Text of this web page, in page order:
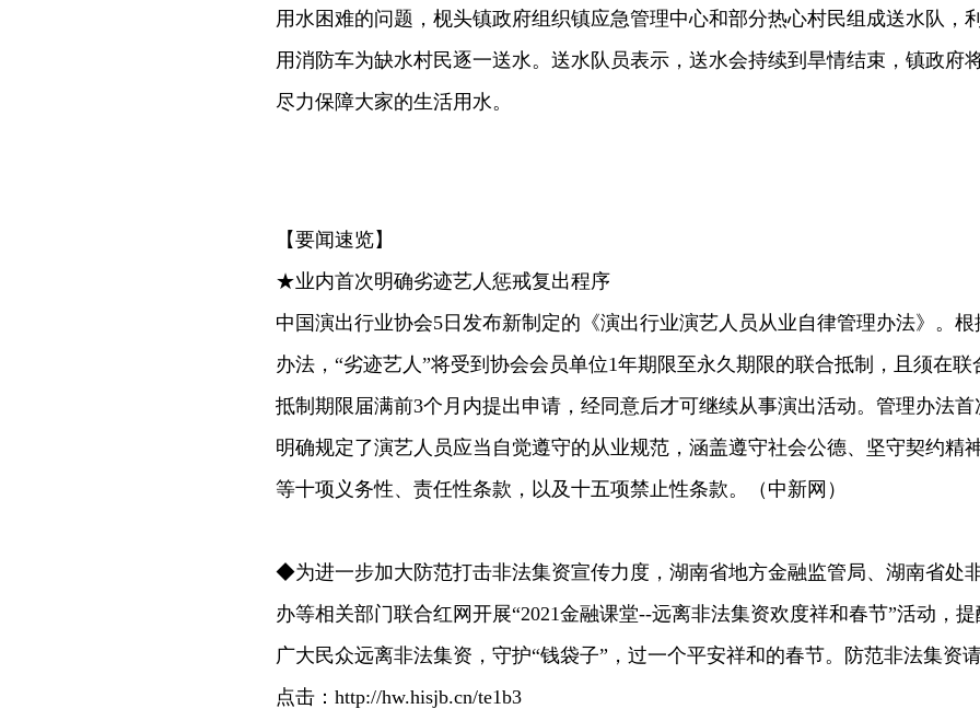
用水困难的问题，枧头镇政府组织镇应急管理中心和部分热心村民组成送水队，利
用消防车为缺水村民逐一送水。送水队员表示，送水会持续到旱情结束，镇政府
尽力保障大家的生活用水。
【要闻速览】
★业内首次明确劣迹艺人惩戒复出程序
中国演出行业协会5日发布新制定的《演出行业演艺人员从业自律管理办法》。根
办法，“劣迹艺人”将受到协会会员单位1年期限至永久期限的联合抵制，且须在联
抵制期限届满前3个月内提出申请，经同意后才可继续从事演出活动。管理办法首
明确规定了演艺人员应当自觉遵守的从业规范，涵盖遵守社会公德、坚守契约精
等十项义务性、责任性条款，以及十五项禁止性条款。（中新网）
◆为进一步加大防范打击非法集资宣传力度，湖南省地方金融监管局、湖南省处
办等相关部门联合红网开展“2021金融课堂--远离非法集资欢度祥和春节”活动，提
广大民众远离非法集资，守护“钱袋子”，过一个平安祥和的春节。防范非法集资
点击：http://hw.hisjb.cn/te1b3